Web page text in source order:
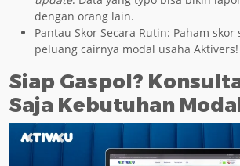
dengan orang lain.
Pantau Skor Secara Rutin: Paham
peluang cairnya modal usaha Aktivers!
Siap Gaspol?
Saja Kebutuhan